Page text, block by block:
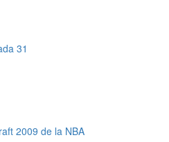
31
2009 de la NBA